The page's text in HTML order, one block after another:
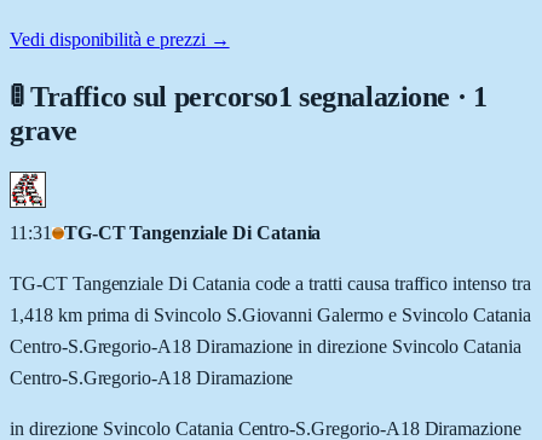
Vedi disponibilità e prezzi →
🚦 Traffico sul percorso1 segnalazione · 1
grave
11:31 TG-CT Tangenziale Di Catania
TG-CT Tangenziale Di Catania code a tratti causa traffico intenso tra
1,418 km prima di Svincolo S.Giovanni Galermo e Svincolo Catania
Centro-S.Gregorio-A18 Diramazione in direzione Svincolo Catania
Centro-S.Gregorio-A18 Diramazione
in direzione Svincolo Catania Centro-S.Gregorio-A18 Diramazione